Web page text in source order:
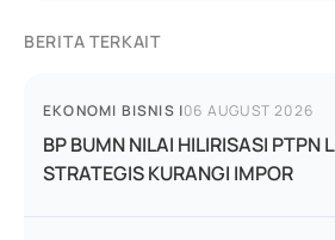
BERITA TERKAIT
EKONOMI BISNIS |06 AUGUST 2026
BP BUMN NILAI HILIRISASI PTPN
STRATEGIS KURANGI IMPOR